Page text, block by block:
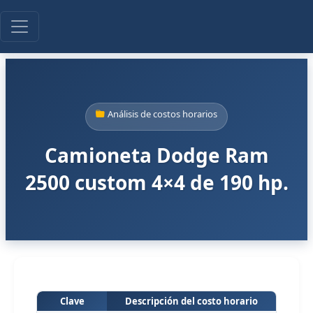
Análisis de costos horarios
Camioneta Dodge Ram
2500 custom 4×4 de 190 hp.
Clave Descripción del costo horario